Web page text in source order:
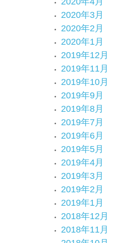
2020年3月
2020年2月
2020年1月
2019年12月
2019年11月
2019年10月
2019年9月
2019年8月
2019年7月
2019年6月
2019年5月
2019年4月
2019年3月
2019年2月
2019年1月
2018年12月
2018年11月